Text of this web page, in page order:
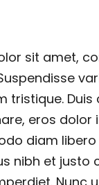
sit amet,
tristique. Duis
eros dolor
diam
nibh et justo